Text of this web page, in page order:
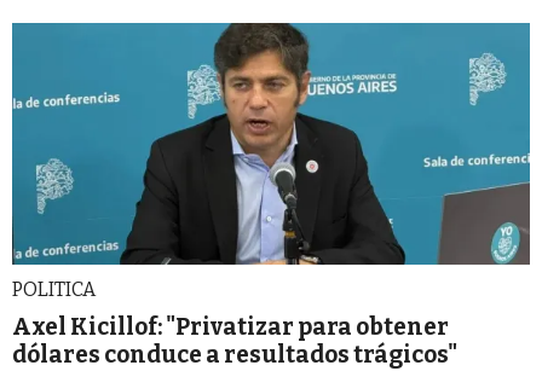
POLITICA
Axel Kicillof: "Privatizar para obtener
dólares conduce a resultados trágicos"